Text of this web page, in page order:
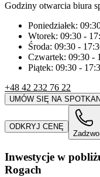
Godziny otwarcia biura
Poniedziałek:
Wtorek: 09:30 -
Środa: 09:30 -
Czwartek: 09:30 -
Piątek: 09:30 -
+48 42 232 76 22
UMÓW SIĘ NA
ODKRYJ CENĘ
Inwestycje w
Rogach